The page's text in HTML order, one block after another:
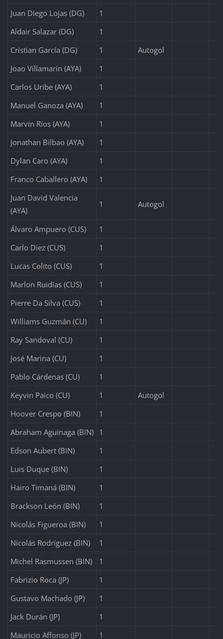
Juan Diego Lojas (DG)
1
Aldair Salazar (DG)
1
Cristian García (DG)
1
Autogol
Joao Villamarín (AYA)
1
Carlos Uribe (AYA)
1
Manuel Ganoza (AYA)
1
Marvin Ríos (AYA)
1
Jonathan Bilbao (AYA)
1
Dylan Caro (AYA)
1
Franco Caballero (AYA)
1
Juan David Valencia
(AYA)
1 Autogol
Álvaro Ampuero (CUS)
1
Carlo Diez (CUS)
1
Lucas Colito (CUS)
1
Marlon Ruidías (CUS)
1
Pierre Da Silva (CUS)
1
Williams Guzmán (CU)
1
Ray Sandoval (CU)
1
José Marina (CU)
1
Pablo Cárdenas (CU)
1
Keyvin Paico (CU)
1
Autogol
Hoover Crespo (BIN)
1
Abraham Aguinaga (BIN)
1
Edson Aubert (BIN)
1
Luis Duque (BIN)
1
Hairo Timaná (BIN)
1
Brackson León (BIN)
1
Nicolás Figueroa (BIN)
1
Nicolás Rodríguez (BIN)
1
Michel Rasmussen (BIN)
1
Fabrizio Roca (JP)
1
Gustavo Machado (JP)
1
Jack Durán (JP)
1
Mauricio Affonso (JP)
1